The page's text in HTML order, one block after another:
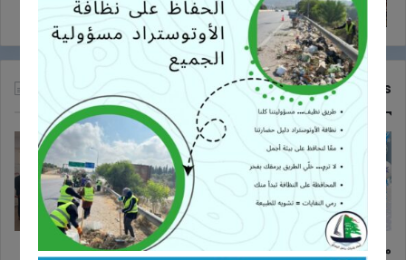
26/10/2017
Recent Tech News
معايدة
دورة تدريبية حول مخاطر الأخبار